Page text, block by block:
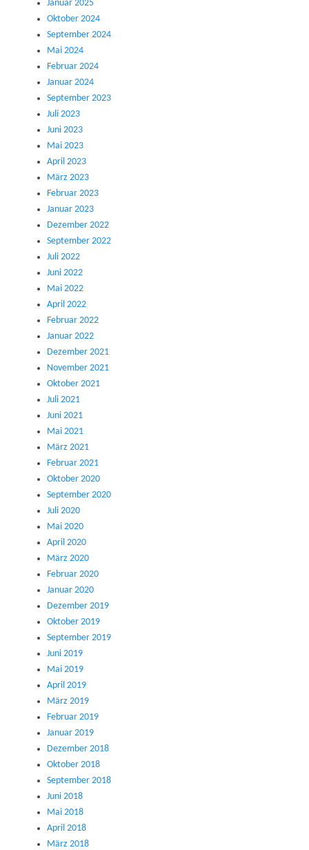
Januar 2025
Oktober 2024
September 2024
Mai 2024
Februar 2024
Januar 2024
September 2023
Juli 2023
Juni 2023
Mai 2023
April 2023
März 2023
Februar 2023
Januar 2023
Dezember 2022
September 2022
Juli 2022
Juni 2022
Mai 2022
April 2022
Februar 2022
Januar 2022
Dezember 2021
November 2021
Oktober 2021
Juli 2021
Juni 2021
Mai 2021
März 2021
Februar 2021
Oktober 2020
September 2020
Juli 2020
Mai 2020
April 2020
März 2020
Februar 2020
Januar 2020
Dezember 2019
Oktober 2019
September 2019
Juni 2019
Mai 2019
April 2019
März 2019
Februar 2019
Januar 2019
Dezember 2018
Oktober 2018
September 2018
Juni 2018
Mai 2018
April 2018
März 2018